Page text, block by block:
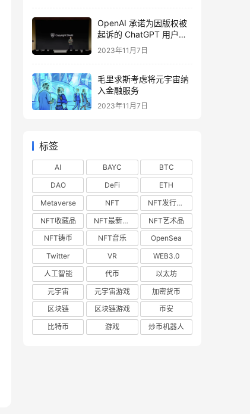
OpenAI 承诺为因版权被
起诉的 ChatGPT 用户提
供法律费用
2023年11月7日
毛里求斯考虑将元宇宙纳
入金融服务
2023年11月7日
标签
AI BAYC
BTC
DAO
DeFi
ETH
Metaverse
NFT
NFT发行预告
NFT收藏品
NFT最新空投
NFT艺术品
NFT铸币
NFT音乐
OpenSea
Twitter
VR
WEB3.0
人工智能
代币
以太坊
元宇宙
元宇宙游戏
加密货币
区块链
区块链游戏
币安
比特币
游戏 炒币机器人